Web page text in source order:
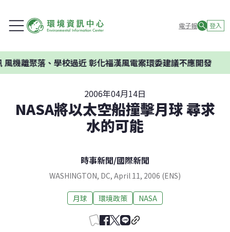
電子報 登入
機離聚落、學校過近 彰化福漢風電案環委建議不應開發
2006年04月14日
NASA將以太空船撞擊月球 尋求
水的可能
時事新聞/國際新聞
WASHINGTON, DC, April 11, 2006 (ENS)
月球 環境政策 NASA